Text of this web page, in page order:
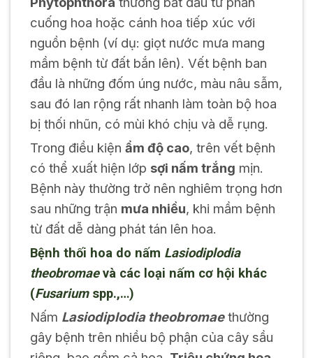
cuống hoa hoặc cánh hoa tiếp xúc với
nguồn bệnh (ví dụ: giọt nước mưa mang
mầm bệnh từ đất bắn lên). Vết bệnh ban
đầu là những đốm úng nước, màu nâu sẫm,
sau đó lan rộng rất nhanh làm toàn bộ hoa
bị thối nhũn, có mùi khó chịu và dễ rụng.
Trong điều kiện ẩm độ cao, trên vết bệnh
có thể xuất hiện lớp sợi nấm trắng mịn.
Bệnh này thường trở nên nghiêm trọng hơn
sau những trận mưa nhiều, khi mầm bệnh
từ đất dễ dàng phát tán lên hoa.
Bệnh thối hoa do nấm Lasiodiplodia
theobromaevà các loại nấm cơ hội khác
(Fusariumspp.,…)
Nấm Lasiodiplodia theobromaethường
gây bệnh trên nhiều bộ phận của cây sầu